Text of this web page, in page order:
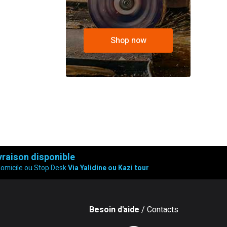
Shop now
disponible
ou Stop DeskVia Yalidine ou Kazi tour
Besoin d'aide / Contacts